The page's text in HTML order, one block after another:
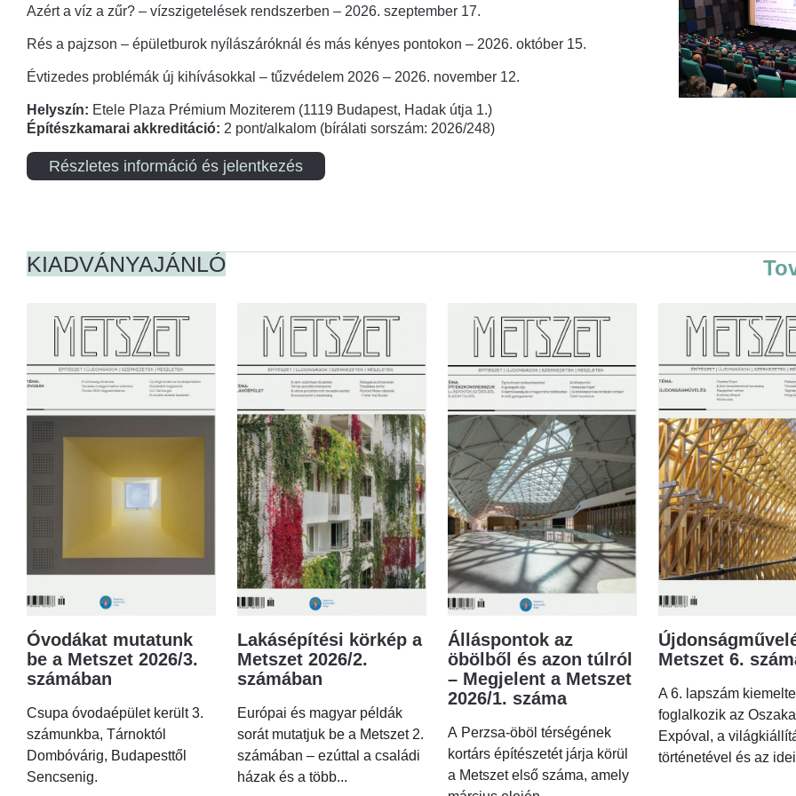
Azért a víz a zűr? – vízszigetelések rendszerben – 2026. szeptember 17.
Rés a pajzson – épületburok nyílászáróknál és más kényes pontokon – 2026. október 15.
Évtizedes problémák új kihívásokkal – tűzvédelem 2026 – 2026. november 12.
Helyszín: Etele Plaza Prémium Moziterem (1119 Budapest, Hadak útja 1.)
Építészkamarai akkreditáció: 2 pont/alkalom (bírálati sorszám: 2026/248)
Részletes információ és jelentkezés
KIADVÁNYAJÁNLÓ
Óvodákat mutatunk
be a Metszet 2026/3.
számában
Csupa óvodaépület került 3.
számunkba, Tárnoktól
Dombóvárig, Budapesttől
Sencsenig.
Lakásépítési körkép a
Metszet 2026/2.
számában
Európai és magyar példák
sorát mutatjuk be a Metszet 2.
számában – ezúttal a családi
házak és a több...
Álláspontok az
öbölből és azon túlról
– Megjelent a Metszet
2026/1. száma
A Perzsa-öböl térségének
kortárs építészetét járja körül
a Metszet első száma, amely
Metszet 6.
A 6. lapszám
foglalkozik az
Expóval, a
történetével és az